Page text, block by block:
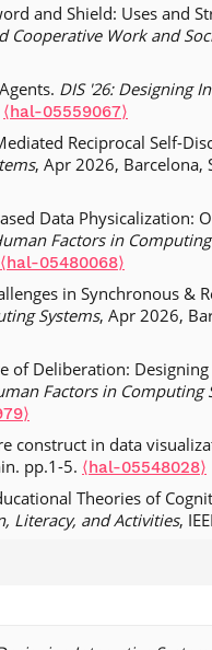
AIS-210616⟩.⟨hal-
Data Analysis.
et al.. Data to
cgf.14330⟩.
to the Special
MCG.2020.3043983⟩.⟨hal-
⟨10.2139/ssrn.3559477⟩.
IEEE Transactions on
26 (1), pp.66--76.
theoretic
Vector-Based Fisheye
, 2016, 22 (1), pp.330-338.
émoussé de Landais,
in J2EE hosting centres.
and Shield: Uses and
Cooperative Work and
DIS '26: Designing
⟨hal-05559067⟩
Reciprocal Self-
, Apr 2026, Barcelona,
Data Physicalization:
Factors in
⟨hal-05480068⟩
in Synchronous &
Systems, Apr 2026,
of Deliberation:
Factors in Computing
construct in data
pp.1-5. ⟨hal-05548028⟩
Theories of
Literacy, and Activities,